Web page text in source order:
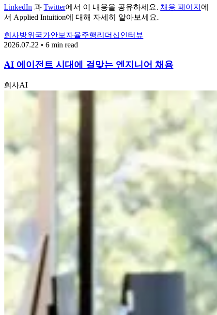
LinkedIn 과 Twitter에서 이 내용을 공유하세요. 채용 페이지 에
서 Applied Intuition에 대해 자세히 알아보세요.
회사방위 국가안보 자율주행리더십인터뷰
2026.07.22 • 6 min read
AI 에이전트 시대에 걸맞는 엔지니어 채용
회사AI